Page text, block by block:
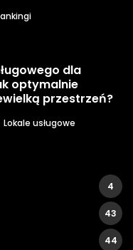
dla
optymalnie
przestrzeń?
Lokale usługowe
4
43
44